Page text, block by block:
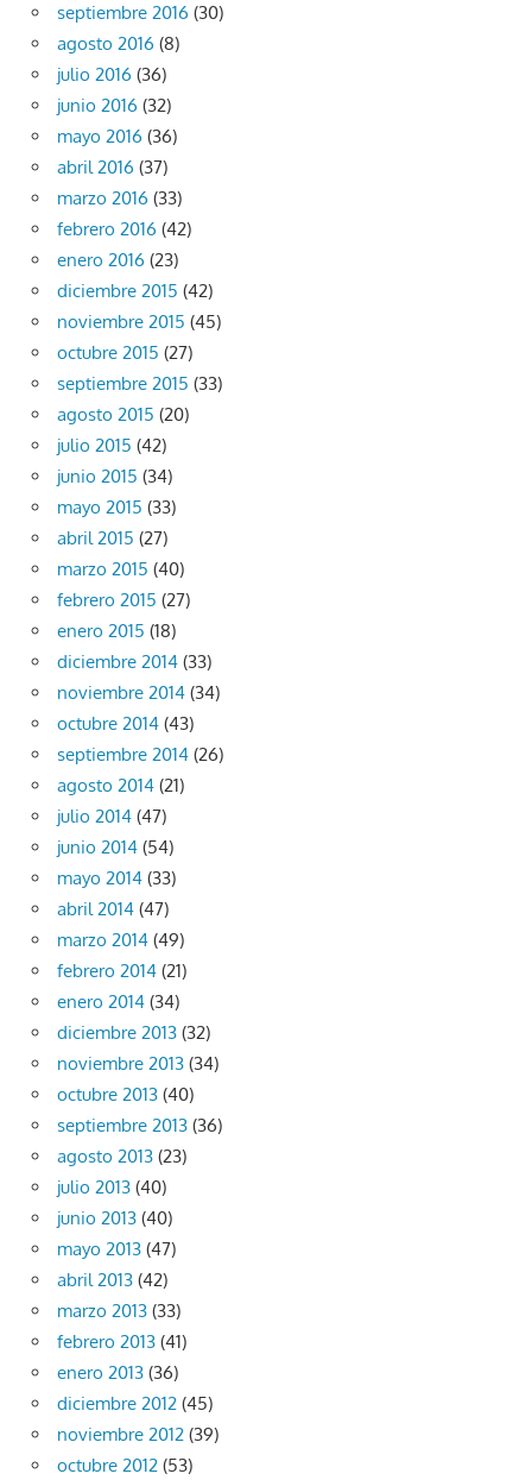
septiembre 2016 (30)
agosto 2016 (8)
julio 2016 (36)
junio 2016 (32)
mayo 2016 (36)
abril 2016 (37)
marzo 2016 (33)
febrero 2016 (42)
enero 2016 (23)
diciembre 2015 (42)
noviembre 2015 (45)
octubre 2015 (27)
septiembre 2015 (33)
agosto 2015 (20)
julio 2015 (42)
junio 2015 (34)
mayo 2015 (33)
abril 2015 (27)
marzo 2015 (40)
febrero 2015 (27)
enero 2015 (18)
diciembre 2014 (33)
noviembre 2014 (34)
octubre 2014 (43)
septiembre 2014 (26)
agosto 2014 (21)
julio 2014 (47)
junio 2014 (54)
mayo 2014 (33)
abril 2014 (47)
marzo 2014 (49)
febrero 2014 (21)
enero 2014 (34)
diciembre 2013 (32)
noviembre 2013 (34)
octubre 2013 (40)
septiembre 2013 (36)
agosto 2013 (23)
julio 2013 (40)
junio 2013 (40)
mayo 2013 (47)
abril 2013 (42)
marzo 2013 (33)
febrero 2013 (41)
enero 2013 (36)
diciembre 2012 (45)
noviembre 2012 (39)
octubre 2012 (53)